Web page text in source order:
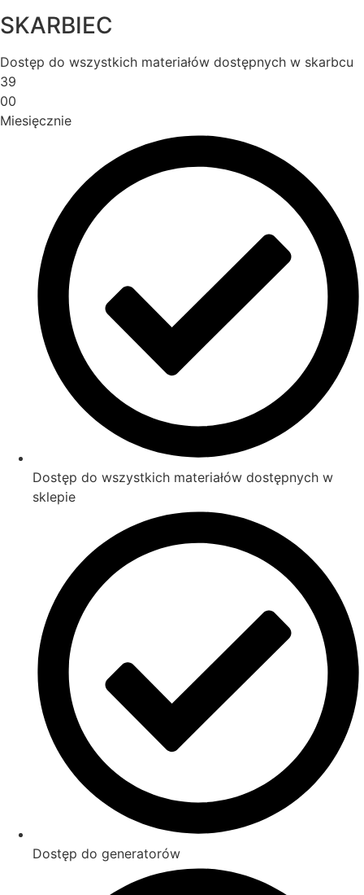
SKARBIEC
Dostęp do wszystkich materiałów dostępnych w skarbcu
39
00
Miesięcznie
Dostęp do wszystkich materiałów dostępnych w
sklepie
Dostęp do generatorów